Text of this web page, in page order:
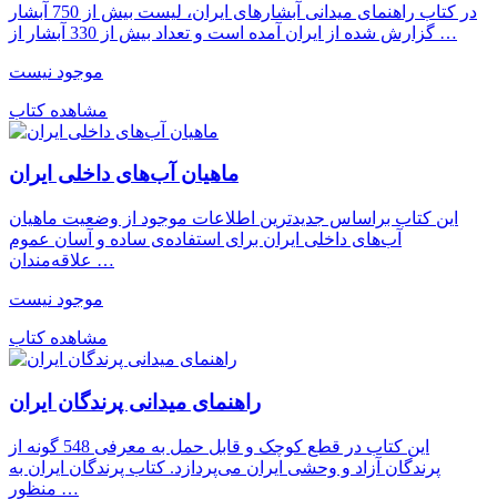
در کتاب راهنمای میدانی آبشارهای ایران، لیست بیش از 750 آبشار
گزارش شده از ایران آمده است و تعداد بیش از 330 آبشار از …
موجود نیست
مشاهده کتاب
ماهیان آب‌های داخلی ایران
این کتاب براساس جدیدترین اطلاعات موجود از وضعیت ماهیان
آب‌های داخلی ایران برای استفاده‌ی ساده و آسان عموم
علاقه‌مندان …
موجود نیست
مشاهده کتاب
راهنمای میدانی پرندگان ایران
این کتاب در قطع کوچک و قابل حمل به معرفی 548 گونه از
پرندگان آزاد و وحشی ایران می‌پردازد. کتاب پرندگان ایران به
منظور …